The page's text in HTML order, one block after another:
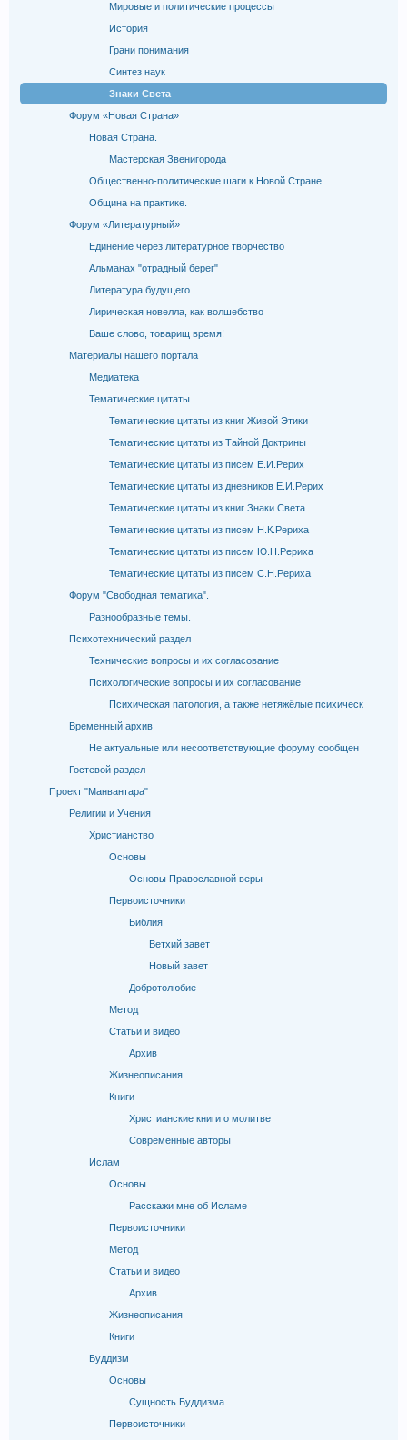
Мировые и политические процессы
История
Грани понимания
Синтез наук
Знаки Света
Форум «Новая Страна»
Новая Страна.
Мастерская Звенигорода
Общественно-политические шаги к Новой Стране
Община на практике.
Форум «Литературный»
Единение через литературное творчество
Альманах "отрадный берег"
Литература будущего
Лирическая новелла, как волшебство
Ваше слово, товарищ время!
Материалы нашего портала
Медиатека
Тематические цитаты
Тематические цитаты из книг Живой Этики
Тематические цитаты из Тайной Доктрины
Тематические цитаты из писем Е.И.Рерих
Тематические цитаты из дневников Е.И.Рерих
Тематические цитаты из книг Знаки Света
Тематические цитаты из писем Н.К.Рериха
Тематические цитаты из писем Ю.Н.Рериха
Тематические цитаты из писем С.Н.Рериха
Форум "Свободная тематика".
Разнообразные темы.
Психотехнический раздел
Технические вопросы и их согласование
Психологические вопросы и их согласование
Психическая патология, а также нетяжёлые психическ
Временный архив
Не актуальные или несоответствующие форуму сообщен
Гостевой раздел
Проект "Манвантара"
Религии и Учения
Христианство
Основы
Основы Православной веры
Первоисточники
Библия
Ветхий завет
Новый завет
Добротолюбие
Метод
Статьи и видео
Архив
Жизнеописания
Книги
Христианские книги о молитве
Современные авторы
Ислам
Основы
Расскажи мне об Исламе
Первоисточники
Метод
Статьи и видео
Архив
Жизнеописания
Книги
Буддизм
Основы
Сущность Буддизма
Первоисточники